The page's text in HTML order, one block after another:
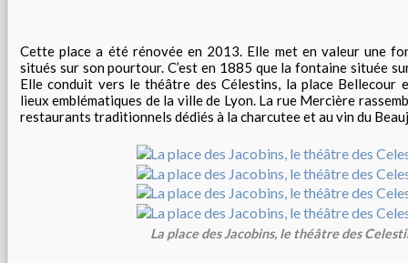
Cette place a été rénovée en 2013. Elle met en valeur une
situés sur son pourtour. C’est en 1885 que la fontaine située
Elle conduit vers le théâtre des Célestins, la place Bellecour
lieux emblématiques de la ville de Lyon. La rue Mercière
restaurants traditionnels dédiés à la charcutee et au vin du
La place des Jacobins, le théâtre des